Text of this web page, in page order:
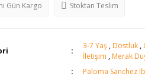
Gün Kargo Stoktan Teslim
3-7 Yaş , Dostluk ,
İletişim , Merak
Paloma Sanchez